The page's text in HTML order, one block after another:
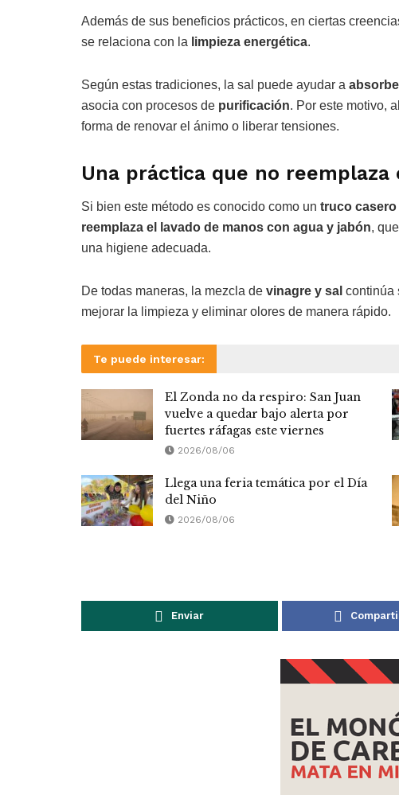
Además de sus beneficios prácticos, en ciertas
se relaciona con la limpieza energética.
Según estas tradiciones, la sal puede ayudar a
asocia con procesos de purificación. Por este motivo,
forma de renovar el ánimo o liberar tensiones.
Una práctica que no
Si bien este método es conocido como un truco casero
reemplaza el lavado de manos con agua y jabón,
una higiene adecuada.
De todas maneras, la mezcla de vinagre y sal continúa
mejorar la limpieza y eliminar olores de manera rápido.
Te puede interesar:
El Zonda no da respiro: San Juan
vuelve a quedar bajo alerta por
fuertes ráfagas este viernes
2026/08/06
Llega una feria temática por el Día
del Niño
2026/08/06
Enviar